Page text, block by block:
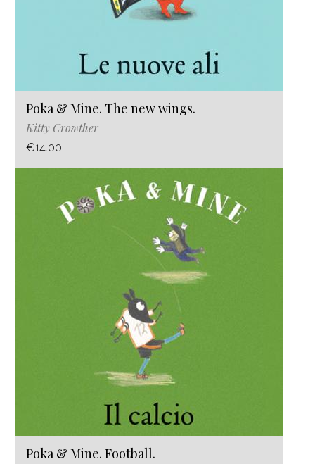
Poka & Mine. The new wings.
Kitty Crowther
€14.00
Poka & Mine. Football.